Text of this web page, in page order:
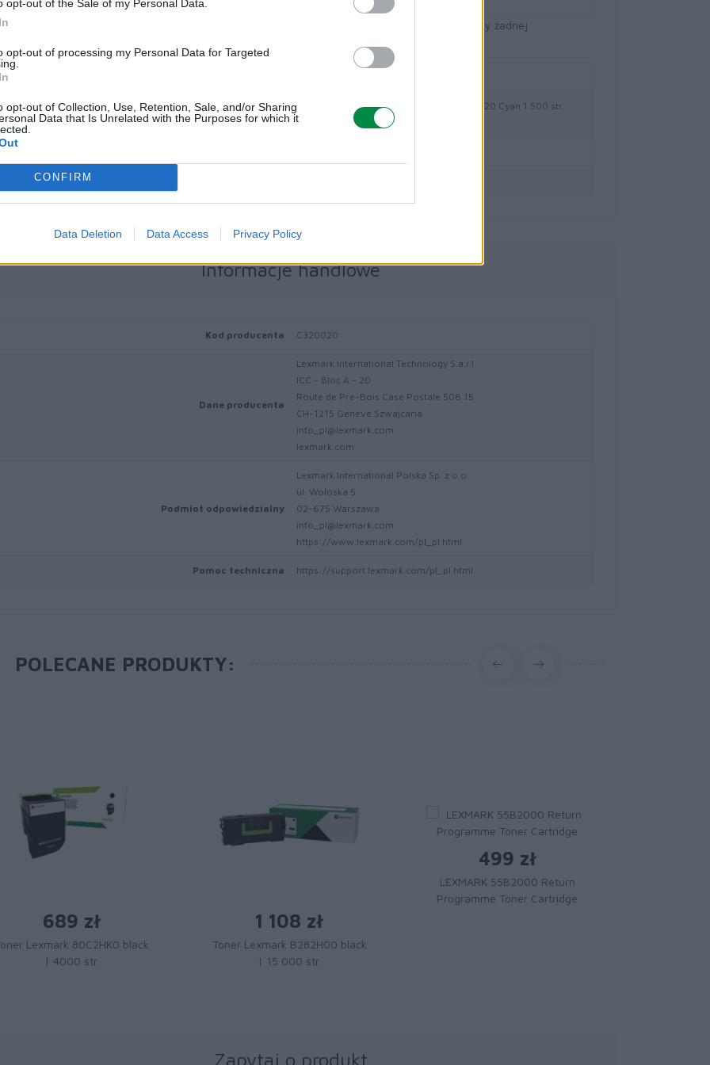
opt-out of the Sale of my Personal Data.
opt-out of processing my Personal Data for Targeted
opt-out of Collection, Use, Retention, Sale, and/or Sharing
Data that Is Unrelated with the Purposes for which it
CONFIRM
Data Deletion Data Access Privacy Policy
techniczne przekazywane nam są przez firmy trzecie do celów informacyjnych. Nie ponosimy żadnej
Nazwa produktu
LEXMARK C320020 Toner Lexmark C320020 Cyan 1 500 str.
C3224 / MC3224
Informacje handlowe
Kod producenta C320020
Dane producenta
Lexmark International Technology S.a.r.l.
ICC - Bloc A - 20
Route de Pre-Bois Case Postale 508 15
CH-1215 Geneve Szwajcaria
info_pl@lexmark.com
lexmark.com
Podmiot odpowiedzialny
Lexmark International Polska Sp. z o.o.
ul. Wołoska 5
02-675 Warszawa
info_pl@lexmark.com
https://www.lexmark.com/pl_pl.html
Pomoc techniczna https://support.lexmark.com/pl_pl.html
POLECANE PRODUKTY:
689 zł
Lexmark 80C2HK0 black
| 4000 str.
1 108 zł
Toner Lexmark B282H00 black
| 15 000 str.
499 zł
LEXMARK 55B2000 Return
Programme Toner Cartridge
Zapytaj o produkt